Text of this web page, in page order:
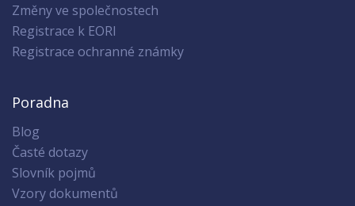
Změny ve společnostech
Registrace k EORI
Registrace ochranné známky
Poradna
Blog
Časté dotazy
Slovník pojmů
Vzory dokumentů